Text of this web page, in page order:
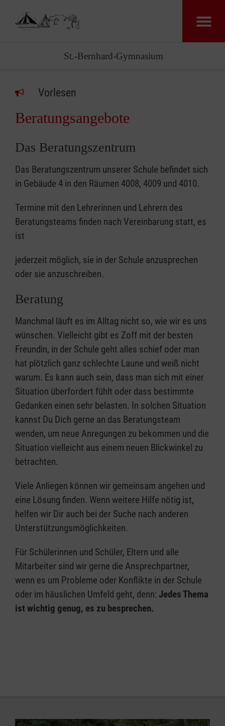
St.-Bernhard-Gymnasium
Vorlesen
Beratungsangebote
Das Beratungszentrum
Das Beratungszentrum unserer Schule befindet sich
in Gebäude 4 in den Räumen 4008, 4009 und 4010.
Termine mit den Lehrerinnen und Lehrern des
Beratungsteams finden nach Vereinbarung statt, es
ist
jederzeit möglich, sie in der Schule anzusprechen
oder sie anzuschreiben.
Beratung
Manchmal läuft es im Alltag nicht so, wie wir es uns
wünschen. Vielleicht gibt es Zoff mit der besten
Freundin, in der Schule geht alles schief oder man
hat plötzlich ganz schlechte Laune und weiß nicht
warum. Es kann auch sein, dass man sich mit einer
Situation überfordert fühlt oder dass bestimmte
Gedanken einen sehr belasten. In solchen Situation
kannst Du Dich gerne an das Beratungsteam
wenden, um neue Anregungen zu bekommen und die
Situation vielleicht aus einem neuen Blickwinkel zu
betrachten.
Viele Anliegen können wir gemeinsam angehen und
eine Lösung finden. Wenn weitere Hilfe nötig ist,
helfen wir Dir auch bei der Suche nach anderen
Unterstützungsmöglichkeiten.
Für Schülerinnen und Schüler, Eltern und alle
Mitarbeiter sind wir gerne die Ansprechpartner,
wenn es um Probleme oder Konflikte in der Schule
oder im häuslichen Umfeld geht, denn: Jedes Thema
ist wichtig genug, es zu besprechen.